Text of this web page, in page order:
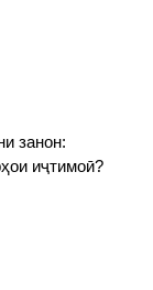
занон:
иҷтимоӣ?